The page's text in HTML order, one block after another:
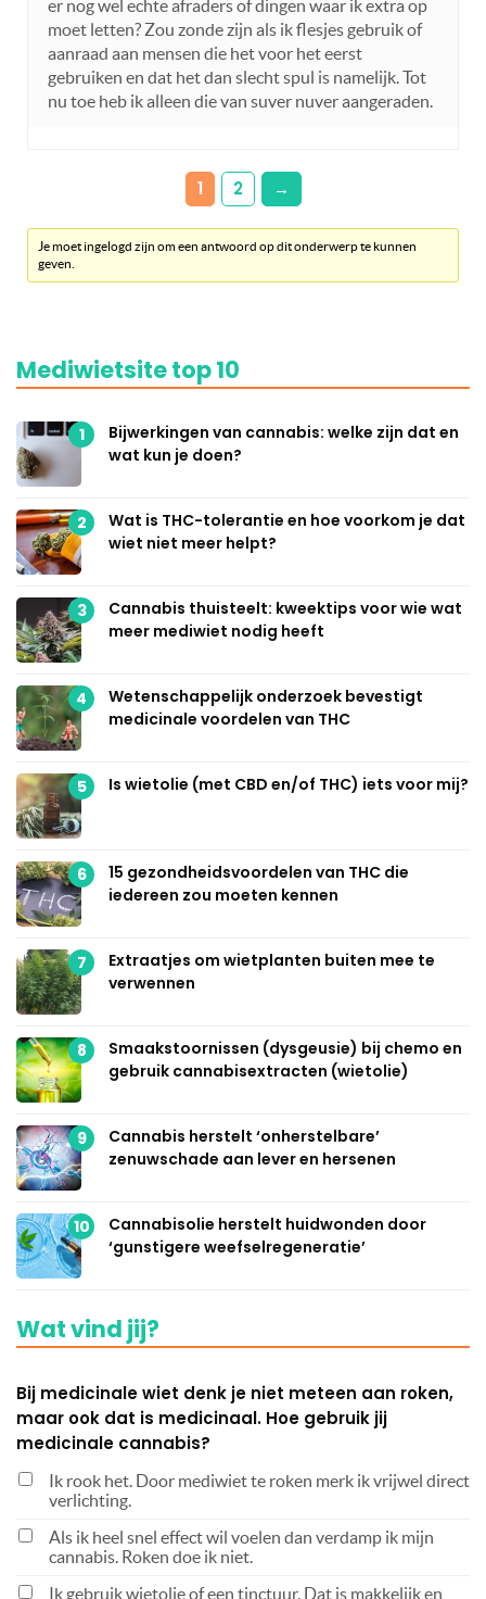
er nog wel echte afraders of dingen waar ik extra op
moet letten? Zou zonde zijn als ik flesjes gebruik of
aanraad aan mensen die het voor het eerst
gebruiken en dat het dan slecht spul is namelijk. Tot
nu toe heb ik alleen die van suver nuver aangeraden.
1 2 →
Je moet ingelogd zijn om een antwoord op dit onderwerp te kunnen
geven.
Mediwietsite top 10
1
Bijwerkingen van cannabis: welke zijn dat en
wat kun je doen?
2
Wat is THC-tolerantie en hoe voorkom je dat
wiet niet meer helpt?
3
Cannabis thuisteelt: kweektips voor wie wat
meer mediwiet nodig heeft
4
Wetenschappelijk onderzoek bevestigt
medicinale voordelen van THC
5 Is wietolie (met CBD en/of THC) iets voor mij?
6
15 gezondheidsvoordelen van THC die
iedereen zou moeten kennen
7
Extraatjes om wietplanten buiten mee te
verwennen
8
Smaakstoornissen (dysgeusie) bij chemo en
gebruik cannabisextracten (wietolie)
9
Cannabis herstelt ‘onherstelbare’
zenuwschade aan lever en hersenen
10
Cannabisolie herstelt huidwonden door
‘gunstigere weefselregeneratie’
Wat vind jij?
Bij medicinale wiet denk je niet meteen aan roken,
maar ook dat is medicinaal. Hoe gebruik jij
medicinale cannabis?
Ik rook het. Door mediwiet te roken merk ik vrijwel direct
verlichting.
Als ik heel snel effect wil voelen dan verdamp ik mijn
cannabis. Roken doe ik niet.
Ik gebruik wietolie of een tinctuur. Dat is makkelijk en